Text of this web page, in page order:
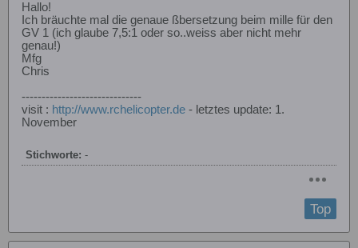
Hallo!
Ich bräuchte mal die genaue ßbersetzung beim mille für den
GV 1 (ich glaube 7,5:1 oder so..weiss aber nicht mehr
genau!)
Mfg
Chris
------------------------------
visit : http://www.rchelicopter.de - letztes update: 1.
November
Stichworte: -
Top